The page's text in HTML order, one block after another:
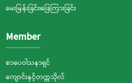
မေးမြန်းခြင်း၊ဖြေကြားခြင်း
Member
စာပေဝါသနာရှင်
ကျောင်းနှင့်တက္ကသိုလ်